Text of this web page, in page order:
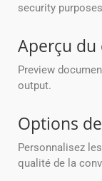
security
Aperçu
Preview
output.
Options
Personnalisez
qualité de la